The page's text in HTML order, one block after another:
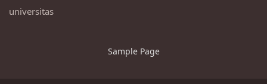
universitas
Sample Page